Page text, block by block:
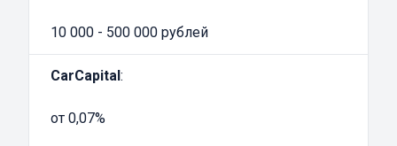
10 000 - 500 000 рублей
CarCapital :
от 0,07%